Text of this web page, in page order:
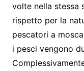
volte nella stessa
rispetto per la
pescatori a
i pesci vengono